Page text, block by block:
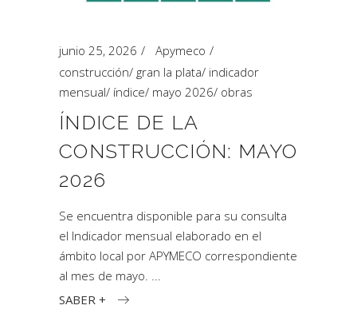
junio 25, 2026
Apymeco
construcción/ gran la plata/ indicador
mensual/ índice/ mayo 2026/ obras
ÍNDICE DE LA
CONSTRUCCIÓN: MAYO
2026
Se encuentra disponible para su consulta
el Indicador mensual elaborado en el
ámbito local por APYMECO correspondiente
al mes de mayo.
SABER +